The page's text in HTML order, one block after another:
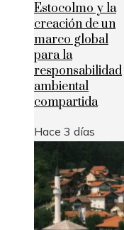
Estocolmo y la
creación de un
marco global
para la
responsabilidad
ambiental
compartida
Hace 3 días